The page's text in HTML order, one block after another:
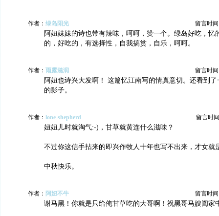
作者： 绿岛阳光 留言时间
阿妞妹妹的诗也带有辣味，呵呵，赞一个。绿岛好吃，忆
的，好吃的，有选择性，自我搞赏，自乐，呵呵。
作者： 雨露滋润 留言时间
阿妞也诗兴大发啊！ 这篇忆江南写的情真意切。还看到
的影子。
作者： lone-shepherd 留言时
妞妞儿时就淘气:-)，甘草就黄连什么滋味？
不过你这信手拈来的即兴作牧人十年也写不出来，才女就
中秋快乐。
作者： 阿妞不牛 留言时间
谢马黑！你就是只给俺甘草吃的大哥啊！祝黑哥马嫂阖家